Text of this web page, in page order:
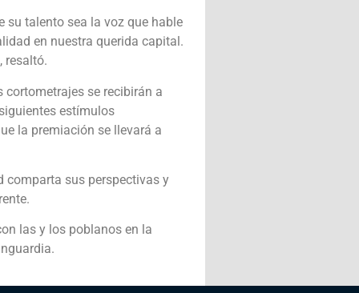
su talento sea la voz que hable
en nuestra querida capital.
resaltó.
cortometrajes se recibirán a
estímulos
la premiación se llevará a
comparta sus perspectivas y
las y los poblanos en la